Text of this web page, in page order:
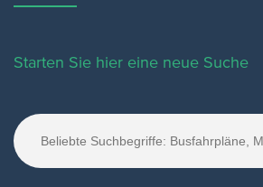
Starten Sie hier eine neue Suche